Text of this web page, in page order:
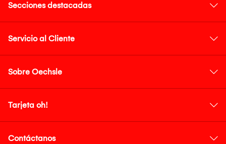
Secciones destacadas
Servicio al Cliente
Sobre Oechsle
Tarjeta oh!
Contáctanos